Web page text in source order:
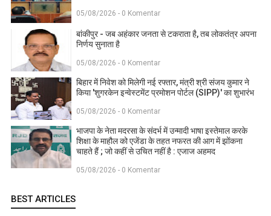
05/08/2026 - 0 Komentar
बांकीपुर - जब अहंकार जनता से टकराता है, तब लोकतंत्र अपना
निर्णय सुनाता है
05/08/2026 - 0 Komentar
बिहार में निवेश को मिलेगी नई रफ्तार, मंत्री श्री संजय कुमार ने
किया 'शुगरकेन इन्वेस्टमेंट प्रमोशन पोर्टल (SIPP)' का शुभारंभ
05/08/2026 - 0 Komentar
भाजपा के नेता मदरसा के संदर्भ में उन्मादी भाषा इस्तेमाल करके
शिक्षा के माहौल को एजेंडा के तहत नफरत की आग में झोंकना
चाहते हैं ; जो कहीं से उचित नहीं है : एजाज अहमद
05/08/2026 - 0 Komentar
BEST ARTICLES